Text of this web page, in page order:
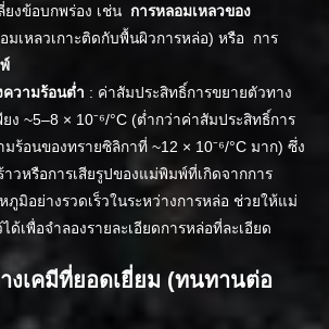
ยงข้อบกพร่อง เช่นการหลอมเหลวของ
มเหลวเกาะติดกับพื้นผิวการหล่อ) หรือ การ
วามร้อนต่ำ : ค่าสัมประสิทธิ์การขยายตัวทาง
ง ~5–8 × 10⁻⁶/°C (ต่ำกว่าค่าสัมประสิทธิ์การ
ร้อนของทรายซิลิกาที่ ~12 × 10⁻⁶/°C มาก) ซึ่ง
วหรือการเสียรูปของแม่พิมพ์ที่เกิดจากการ
มิอย่างรวดเร็วในระหว่างการหล่อ ช่วยให้แม่
ด้เพื่อจำลองรายละเอียดการหล่อที่ละเอียด
งเคมีที่ยอดเยี่ยม (ทนทานต่อ